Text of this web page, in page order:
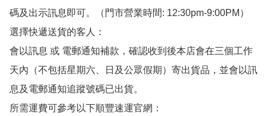
碼及出示訊息即可。（門市營業時間: 12:30pm-9:00PM）
選擇快遞送貨的客人：
會以訊息 或 電郵通知補款，確認收到後本店會在三個工作
天內（不包括星期六、日及公眾假期）寄出貨品，並會以訊
息及電郵通知追蹤號碼已出貨。
所需運費可參考以下順豐速運官網：